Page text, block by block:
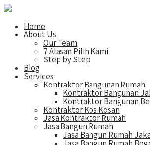
Home
About Us
Our Team
7 Alasan Pilih Kami
Step by Step
Blog
Services
Kontraktor Bangunan Rumah
Kontraktor Bangunan
Kontraktor Bangunan
Kontraktor Kos Kosan
Jasa Kontraktor Rumah
Jasa Bangun Rumah
Jasa Bangun Rumah